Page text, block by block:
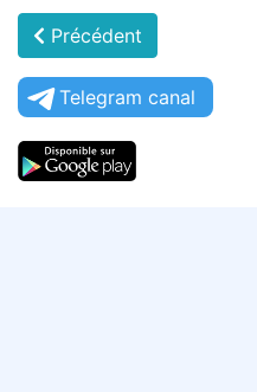
Précédent
Telegram canal